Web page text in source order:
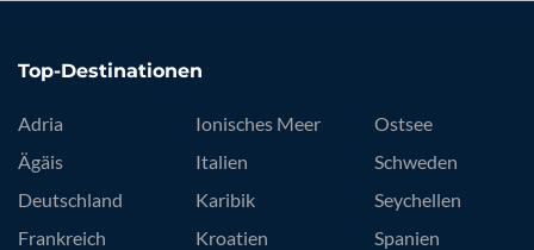
Top-Destinationen
Adria
Ägäis
Deutschland
Frankreich
Ionisches Meer
Italien
Karibik
Kroatien
Ostsee
Schweden
Seychellen
Spanien